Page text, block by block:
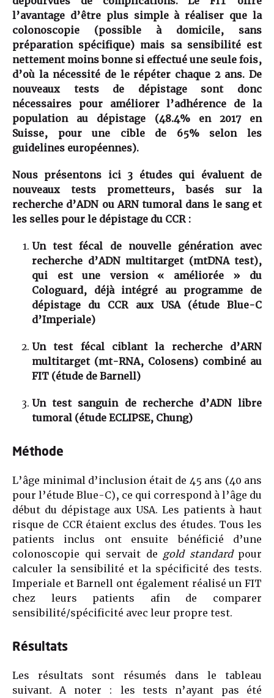
l’avantage d’être plus simple à réaliser que la
colonoscopie (possible à domicile, sans
préparation spécifique) mais sa sensibilité est
nettement moins bonne si effectué une seule fois,
d’où la nécessité de le répéter chaque 2 ans. De
nouveaux tests de dépistage sont donc
nécessaires pour améliorer l’adhérence de la
population au dépistage (48.4% en 2017 en
Suisse, pour une cible de 65% selon les
guidelines européennes).
Nous présentons ici 3 études qui évaluent de
nouveaux tests prometteurs, basés sur la
recherche d’ADN ou ARN tumoral dans le sang et
les selles pour le dépistage du CCR :
Un test fécal de nouvelle génération avec
recherche d’ADN multitarget (mtDNA test),
qui est une version « améliorée » du
Cologuard, déjà intégré au programme de
dépistage du CCR aux USA (étude Blue-C
d’Imperiale)
Un test fécal ciblant la recherche d’ARN
multitarget (mt-RNA, Colosens) combiné au
FIT (étude de Barnell)
Un test sanguin de recherche d’ADN libre
tumoral (étude ECLIPSE, Chung)
Méthode
L’âge minimal d’inclusion était de 45 ans (40 ans
pour l’étude Blue-C), ce qui correspond à l’âge du
début du dépistage aux USA. Les patients à haut
risque de CCR étaient exclus des études. Tous les
patients inclus ont ensuite bénéficié d’une
colonoscopie qui servait de gold standardpour
calculer la sensibilité et la spécificité des tests.
Imperiale et Barnell ont également réalisé un FIT
chez leurs patients afin de comparer
sensibilité/spécificité avec leur propre test.
Résultats
Les résultats sont résumés dans le tableau
suivant. A noter : les tests n’ayant pas été